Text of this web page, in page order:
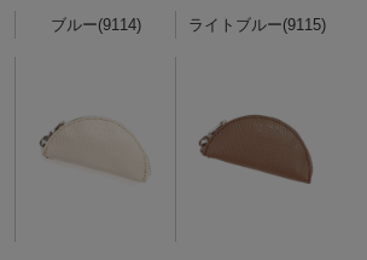
ブルー(9114) ライトブルー(9115)